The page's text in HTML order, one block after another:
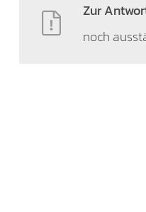
Zur
noch